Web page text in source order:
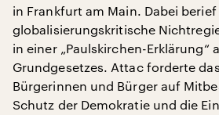
in Frankfurt am Main. Dabei
globalisierungskritische
in einer „Paulskirchen-Erklärung“
Grundgesetzes. Attac forderte
Bürgerinnen und Bürger auf
Schutz der Demokratie und die